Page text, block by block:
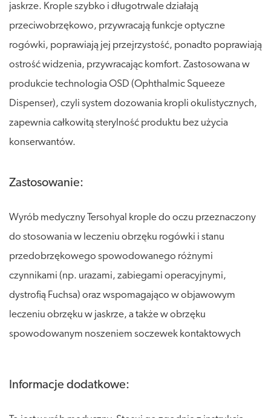
jaskrze. Krople szybko i długotrwale działają
przeciwobrzękowo, przywracają funkcje optyczne
rogówki, poprawiają jej przejrzystość, ponadto poprawiają
ostrość widzenia, przywracając komfort. Zastosowana w
produkcie technologia OSD (Ophthalmic Squeeze
Dispenser), czyli system dozowania kropli okulistycznych,
zapewnia całkowitą sterylność produktu bez użycia
konserwantów.
Zastosowanie:
Wyrób medyczny Tersohyal krople do oczu przeznaczony
do stosowania w leczeniu obrzęku rogówki i stanu
przedobrzękowego spowodowanego różnymi
czynnikami (np. urazami, zabiegami operacyjnymi,
dystrofią Fuchsa) oraz wspomagająco w objawowym
leczeniu obrzęku w jaskrze, a także w obrzęku
spowodowanym noszeniem soczewek kontaktowych
Informacje dodatkowe: